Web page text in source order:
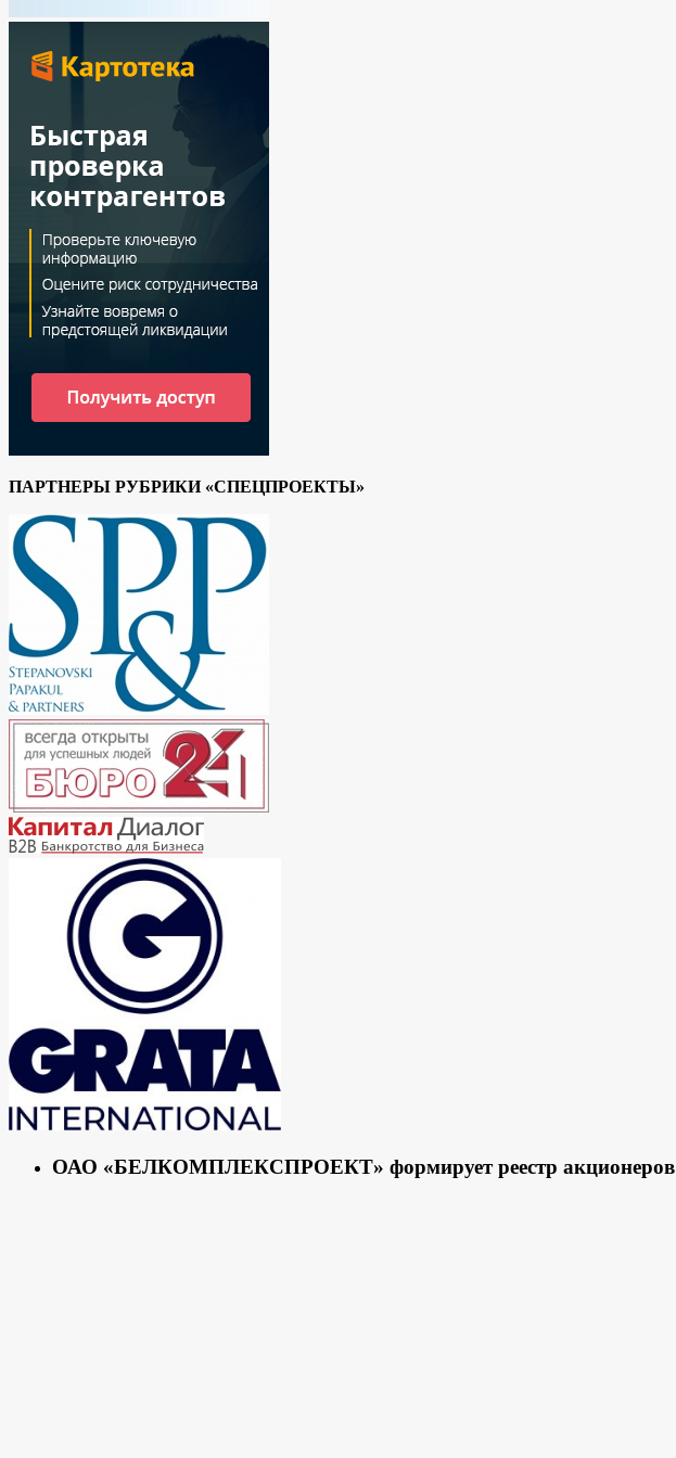
ПАРТНЕРЫ РУБРИКИ «СПЕЦПРОЕКТЫ»
ОАО «БЕЛКОМПЛЕКСПРОЕКТ» формирует реестр акционеров